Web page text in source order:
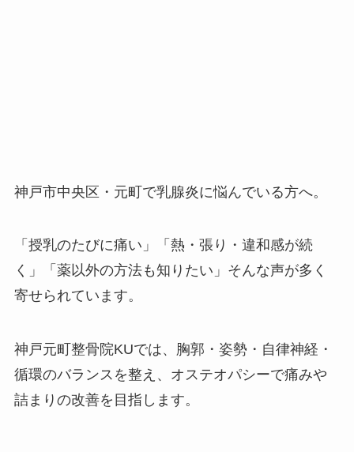
神戸市中央区・元町で乳腺炎に悩んでいる方へ。
「授乳のたびに痛い」「熱・張り・違和感が続
く」「薬以外の方法も知りたい」そんな声が多く
寄せられています。
神戸元町整骨院KUでは、胸郭・姿勢・自律神経・
循環のバランスを整え、オステオパシーで痛みや
詰まりの改善を目指します。